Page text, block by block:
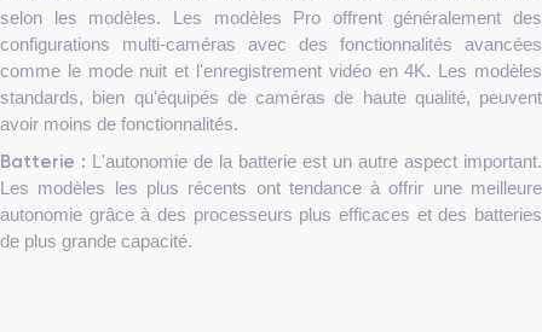
selon les modèles. Les modèles Pro offrent généralement des
configurations multi-caméras avec des fonctionnalités avancées
comme le mode nuit et l'enregistrement vidéo en 4K. Les modèles
standards, bien qu'équipés de caméras de haute qualité, peuvent
avoir moins de fonctionnalités.
Batterie : L'autonomie de la batterie est un autre aspect important.
Les modèles les plus récents ont tendance à offrir une meilleure
autonomie grâce à des processeurs plus efficaces et des batteries
de plus grande capacité.